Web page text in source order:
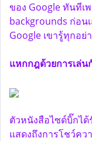
ของ Google ทันทีเ
backgrounds ก่อน
Google เขารู้ทุกอย่
แหกกฎด้วยการเล่
ตัวหนังสือไซด์บิ๊กไ
แสดงถึงการโชว์ค